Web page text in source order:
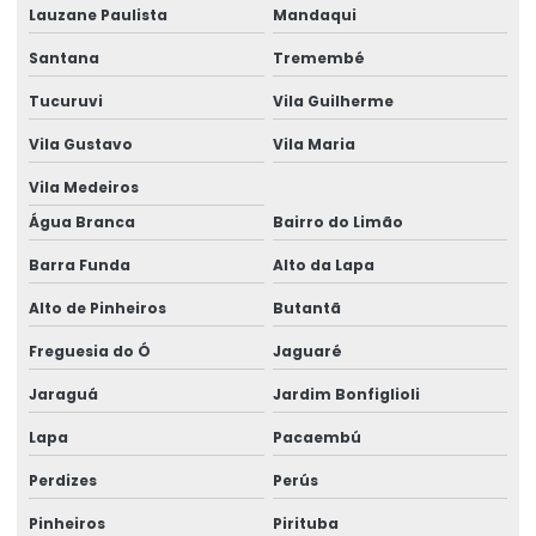
Aluguel gerador grande em salvador
Aluguel de gerador industrial
Aluguel de gerador industrial em salvador
Aluguel de gerador para obra
Aluguel de gerador para obra em salvador
Aluguel de gerador pequeno
Aluguel de gerador pequeno preço
Aluguel de gerador pequeno valor
Aluguel de gerador preço diária
Aluguel de gerador quanto custa
Lauzane Paulista Mandaqui
Santana Tremembé
Tucuruvi Vila Guilherme
Vila Gustavo Vila Maria
Vila Medeiros
Água Branca
Bairro do Limão
Barra Funda Alto da Lapa
Alto de Pinheiros Butantã
Freguesia do Ó Jaguaré
Jaraguá Jardim Bonfiglioli
Lapa Pacaembú
Perdizes Perús
Pinheiros Pirituba